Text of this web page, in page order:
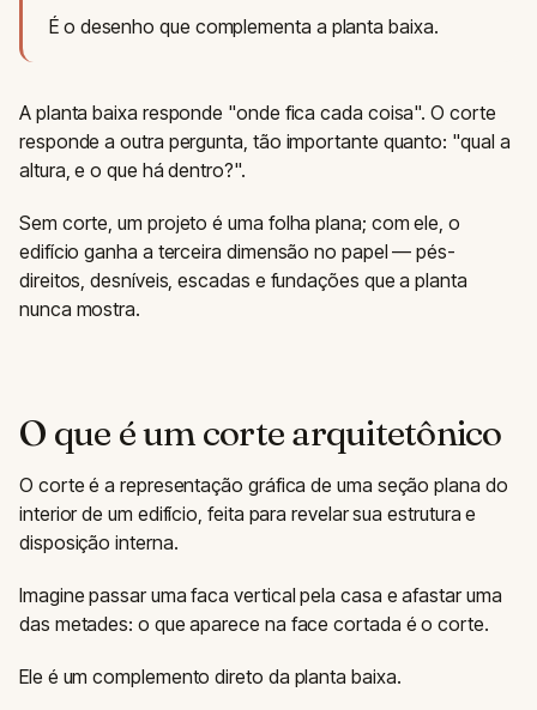
É o desenho que complementa a planta baixa.
A planta baixa responde "onde fica cada coisa". O corte
responde a outra pergunta, tão importante quanto: "qual a
altura, e o que há dentro?".
Sem corte, um projeto é uma folha plana; com ele, o
edifício ganha a terceira dimensão no papel — pés-
direitos, desníveis, escadas e fundações que a planta
nunca mostra.
O que é um corte arquitetônico
O corte é a representação gráfica de uma seção plana do
interior de um edifício, feita para revelar sua estrutura e
disposição interna.
Imagine passar uma faca vertical pela casa e afastar uma
das metades: o que aparece na face cortada é o corte.
Ele é um complemento direto da planta baixa.